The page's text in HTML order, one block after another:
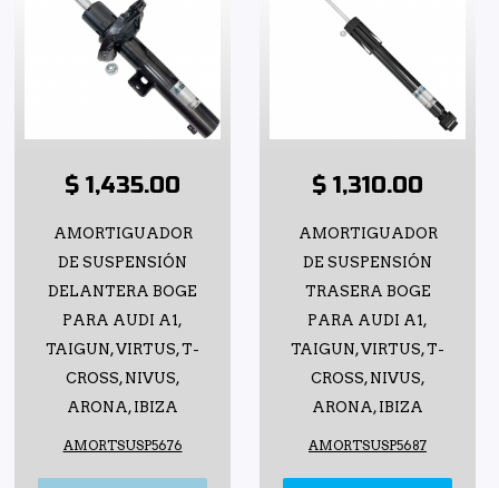
$ 1,435.00
AMORTIGUADOR
DE SUSPENSIÓN
DELANTERA BOGE
PARA AUDI A1,
TAIGUN, VIRTUS, T-
CROSS, NIVUS,
ARONA, IBIZA
AMORTSUSP5676
$ 1,310.00
AMORTIGUADOR
DE SUSPENSIÓN
TRASERA BOGE
PARA AUDI A1,
TAIGUN, VIRTUS, T-
CROSS, NIVUS,
ARONA, IBIZA
AMORTSUSP5687